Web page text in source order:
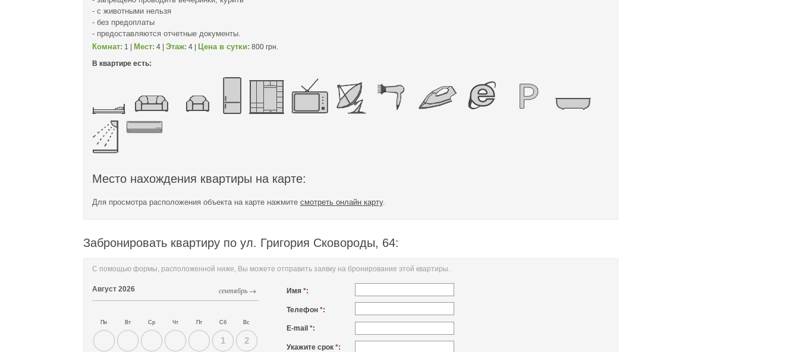
- с животными нельзя
- без предоплаты
- предоставляются отчетные документы.
Комнат: 1 | Мест: 4 | Этаж: 4 | Цена в сутки: 800 грн.
В квартире есть:
Место нахождения квартиры на карте:
Для просмотра расположения объекта на карте нажмите смотреть онлайн карту.
Забронировать квартиру по ул. Григория Сковороды, 64:
С помощью формы, расположенной ниже, Вы можете отправить заявку на бронирование этой квартиры.
сентябрь →
Август 2026
Пн Вт Ср Чт Пт Сб Вс
1 2
Имя *:
Телефон *:
E-mail *:
Укажите срок *: